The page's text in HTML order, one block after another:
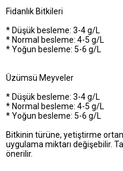
Fidanlık Bitkileri
* Düşük besleme: 3-4 g/L
* Normal besleme: 4-5 g/L
* Yoğun besleme: 5-6 g/L
Üzümsü Meyveler
* Düşük besleme: 3-4 g/L
* Normal besleme: 4-5 g/L
* Yoğun besleme: 5-6 g/L
Bitkinin türüne, yetiştirme
uygulama miktarı değişebilir.
önerilir.